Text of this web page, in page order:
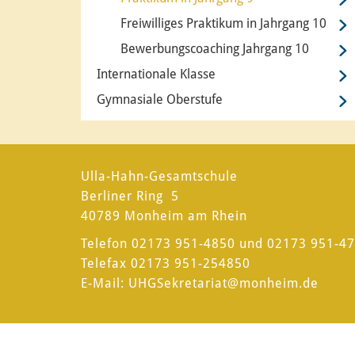
Freiwilliges Praktikum in Jahrgang 10
Bewerbungscoaching Jahrgang 10
Internationale Klasse
Gymnasiale Oberstufe
Ulla-Hahn-Gesamtschule
Berliner Ring 5
40789 Monheim am Rhein
Telefon 02173 951-4850 und 02173 951-
Telefax 02173 951-254850
E-Mail: UHGSekretariat@monheim.de